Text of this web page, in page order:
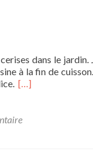
dans le jardin.
à la fin de cuisson.
[…]